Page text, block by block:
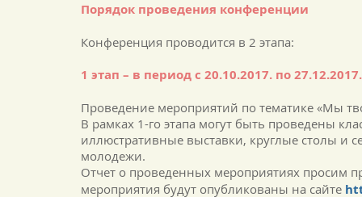
Порядок проведения конференции
Конференция проводится в 2 этапа:
1 этап – в период с 20.10.2017. по 27.12.2017.
Проведение мероприятий по тематике «Мы
В рамках 1-го этапа могут быть проведены
иллюстративные выставки, круглые столы и
молодежи.
Отчет о проведенных мероприятиях просим
мероприятия будут опубликованы на сайте